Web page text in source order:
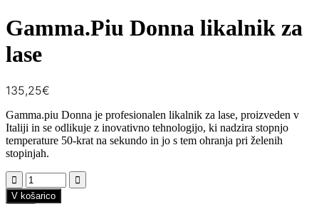
Gamma.Piu Donna likalnik za
lase
135,25€
Gamma.piu Donna je profesionalen likalnik za lase, proizveden v
Italiji in se odlikuje z inovativno tehnologijo, ki nadzira stopnjo
temperature 50-krat na sekundo in jo s tem ohranja pri želenih
stopinjah.
V košarico